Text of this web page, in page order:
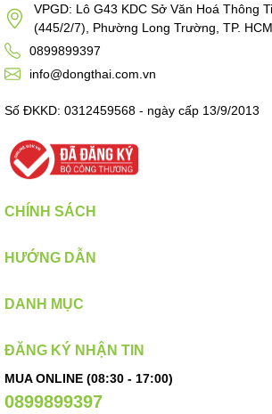
VPGD: Lô G43 KDC Sở Văn Hoá Thông
(445/2/7), Phường Long Trường, TP. HCM
0899899397
info@dongthai.com.vn
Số ĐKKD: 0312459568 - ngày cấp 13/9/2013
CHÍNH SÁCH
HƯỚNG DẪN
DANH MỤC
ĐĂNG KÝ NHẬN TIN
MUA ONLINE (08:30 - 17:00)
0899899397